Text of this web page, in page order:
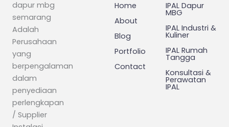
Adalah
Perusahaan
yang
berpengalaman
dalam
penyediaan
perlengkapan
/ Supplier
Home
About
Blog
Portfolio
Contact
IPAL Dapur
MBG
IPAL Industri &
Kuliner
IPAL Rumah
Tangga
Konsultasi &
Perawatan
IPAL